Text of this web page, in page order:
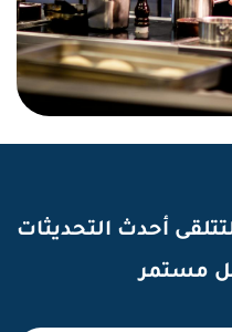
أحدث التحديثات
مستمر